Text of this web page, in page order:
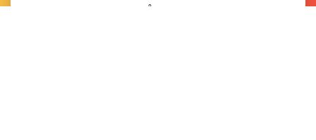
detektoru kovů. Psí postroj to spustí.